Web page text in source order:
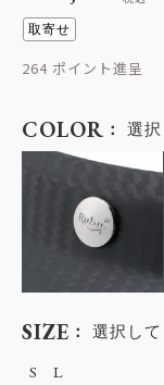
取寄せ
264
SIZE 選択し
S
L
COLOR 選